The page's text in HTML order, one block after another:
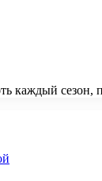
каждый сезон,